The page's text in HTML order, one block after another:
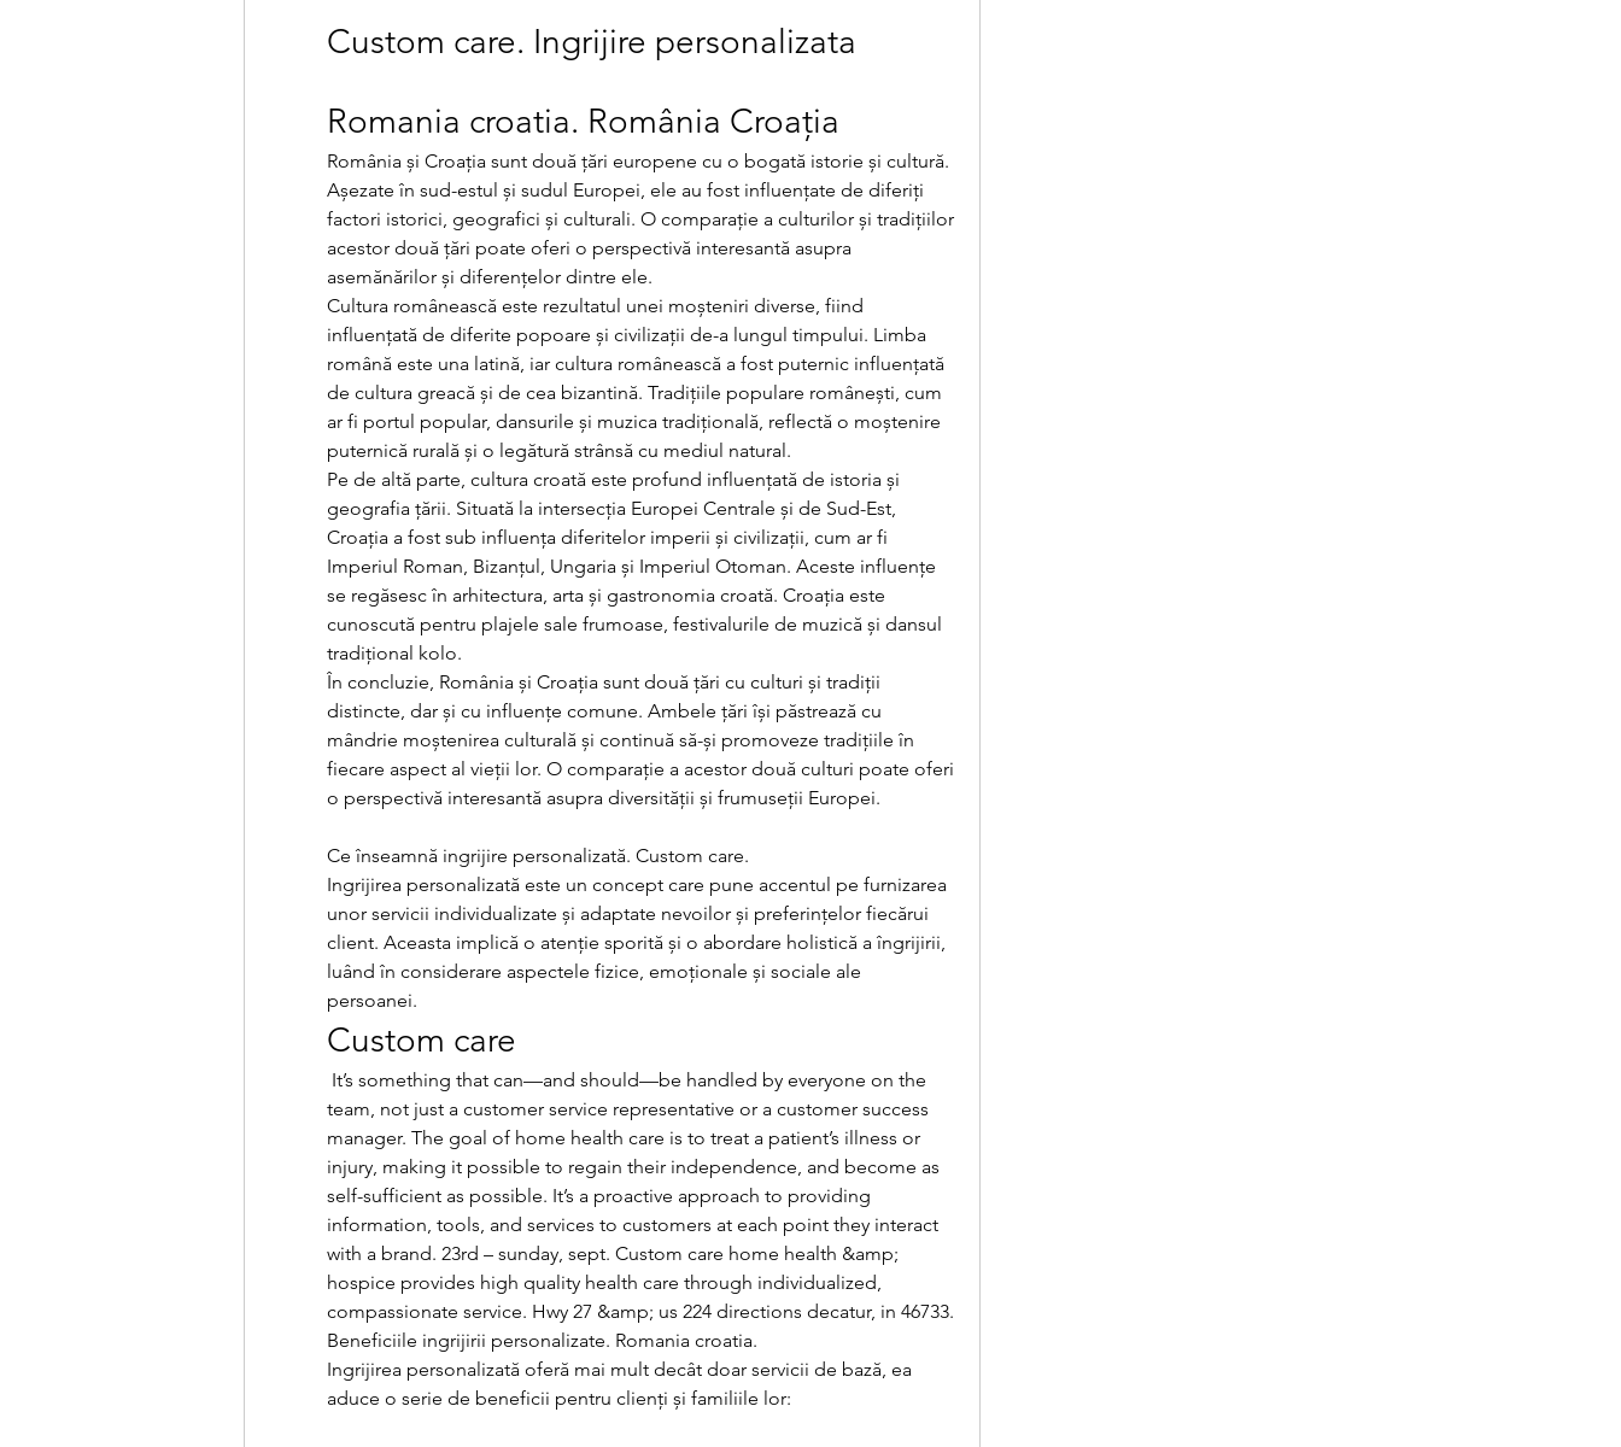
Custom care. Ingrijire personalizata
Romania croatia. România Croația
România și Croația sunt două țări europene cu o bogată istorie și cultură.
Așezate în sud-estul și sudul Europei, ele au fost influențate de diferiți
factori istorici, geografici și culturali. O comparație a culturilor și tradițiilor
acestor două țări poate oferi o perspectivă interesantă asupra
asemănărilor și diferențelor dintre ele.
Cultura românească este rezultatul unei moșteniri diverse, fiind
influențată de diferite popoare și civilizații de-a lungul timpului. Limba
română este una latină, iar cultura românească a fost puternic influențată
de cultura greacă și de cea bizantină. Tradițiile populare românești, cum
ar fi portul popular, dansurile și muzica tradițională, reflectă o moștenire
puternică rurală și o legătură strânsă cu mediul natural.
Pe de altă parte, cultura croată este profund influențată de istoria și
geografia țării. Situată la intersecția Europei Centrale și de Sud-Est,
Croația a fost sub influența diferitelor imperii și civilizații, cum ar fi
Imperiul Roman, Bizanțul, Ungaria și Imperiul Otoman. Aceste influențe
se regăsesc în arhitectura, arta și gastronomia croată. Croația este
cunoscută pentru plajele sale frumoase, festivalurile de muzică și dansul
tradițional kolo.
În concluzie, România și Croația sunt două țări cu culturi și tradiții
distincte, dar și cu influențe comune. Ambele țări își păstrează cu
mândrie moștenirea culturală și continuă să-și promoveze tradițiile în
fiecare aspect al vieții lor. O comparație a acestor două culturi poate oferi
o perspectivă interesantă asupra diversității și frumuseții Europei.
Ce înseamnă ingrijire personalizată. Custom care.
Ingrijirea personalizată este un concept care pune accentul pe furnizarea
unor servicii individualizate și adaptate nevoilor și preferințelor fiecărui
client. Aceasta implică o atenție sporită și o abordare holistică a îngrijirii,
luând în considerare aspectele fizice, emoționale și sociale ale
persoanei.
Custom care
team, not just a customer service representative or a customer success
manager. The goal of home health care is to treat a patient’s illness or
injury, making it possible to regain their independence, and become as
self-sufficient as possible. It’s a proactive approach to providing
information, tools, and services to customers at each point they interact
with a brand. 23rd – sunday, sept. Custom care home health &amp;
hospice provides high quality health care through individualized,
Beneficiile ingrijirii personalizate. Romania croatia.
Ingrijirea personalizată oferă mai mult decât doar servicii de bază, ea
aduce o serie de beneficii pentru clienți și familiile lor: